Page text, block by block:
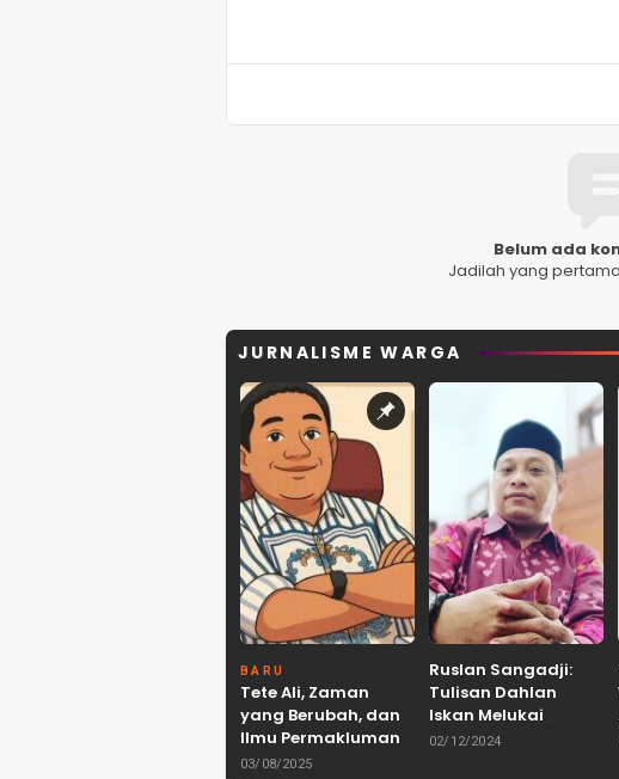
Belum ada
Jadilah yang
JURNALISME WARGA
BARU
Tete Ali, Zaman
yang Berubah, dan
Ilmu Permakluman
03/08/2025
Ruslan Sangadji:
Tulisan Dahlan
Iskan Melukai
Warga Maluku
02/12/2024